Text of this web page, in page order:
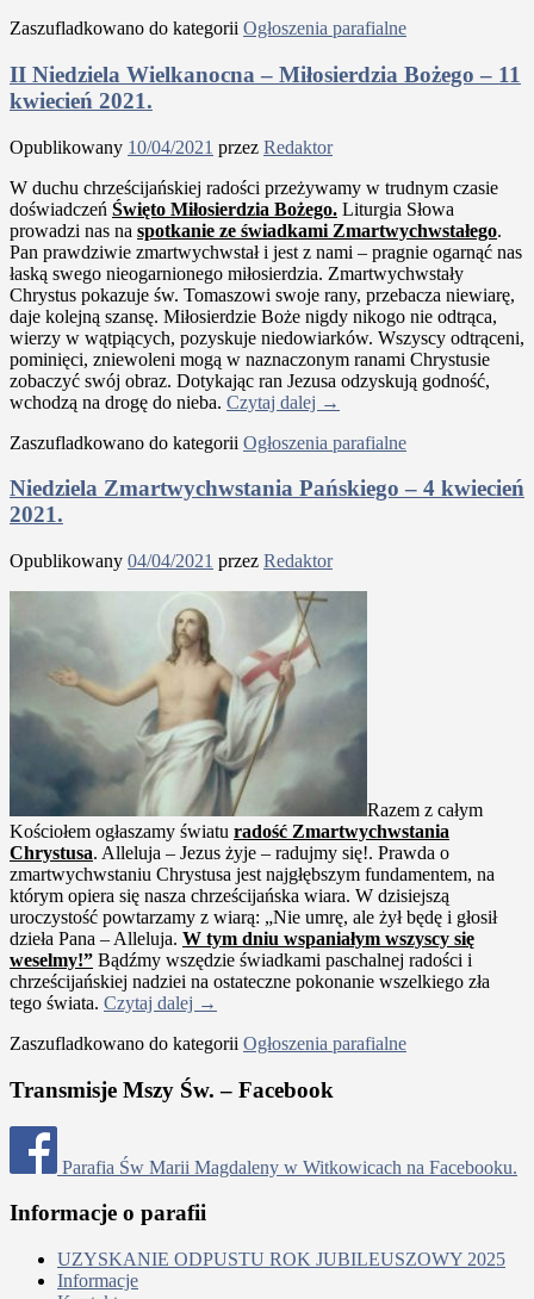
Zaszufladkowano do kategorii Ogłoszenia parafialne
II Niedziela Wielkanocna – Miłosierdzia Bożego – 11
kwiecień 2021.
Opublikowany 10/04/2021 przez Redaktor
W duchu chrześcijańskiej radości przeżywamy w trudnym czasie
doświadczeń Święto Miłosierdzia Bożego. Liturgia Słowa
prowadzi nas na spotkanie ze świadkami Zmartwychwstałego.
Pan prawdziwie zmartwychwstał i jest z nami – pragnie ogarnąć nas
łaską swego nieogarnionego miłosierdzia. Zmartwychwstały
Chrystus pokazuje św. Tomaszowi swoje rany, przebacza niewiarę,
daje kolejną szansę. Miłosierdzie Boże nigdy nikogo nie odtrąca,
wierzy w wątpiących, pozyskuje niedowiarków. Wszyscy odtrąceni,
pominięci, zniewoleni mogą w naznaczonym ranami Chrystusie
zobaczyć swój obraz. Dotykając ran Jezusa odzyskują godność,
wchodzą na drogę do nieba. Czytaj dalej →
Zaszufladkowano do kategorii Ogłoszenia parafialne
Niedziela Zmartwychwstania Pańskiego – 4 kwiecień
2021.
Opublikowany 04/04/2021 przez Redaktor
Razem z całym
Kościołem ogłaszamy światu radość Zmartwychwstania
Chrystusa. Alleluja – Jezus żyje – radujmy się!. Prawda o
zmartwychwstaniu Chrystusa jest najgłębszym fundamentem, na
którym opiera się nasza chrześcijańska wiara. W dzisiejszą
uroczystość powtarzamy z wiarą: „Nie umrę, ale żył będę i głosił
dzieła Pana – Alleluja. W tym dniu wspaniałym wszyscy się
weselmy!” Bądźmy wszędzie świadkami paschalnej radości i
chrześcijańskiej nadziei na ostateczne pokonanie wszelkiego zła
tego świata. Czytaj dalej →
Zaszufladkowano do kategorii Ogłoszenia parafialne
Transmisje Mszy Św. – Facebook
Parafia Św Marii Magdaleny w Witkowicach na Facebooku.
Informacje o parafii
UZYSKANIE ODPUSTU ROK JUBILEUSZOWY 2025
Informacje